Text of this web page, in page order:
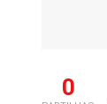
0